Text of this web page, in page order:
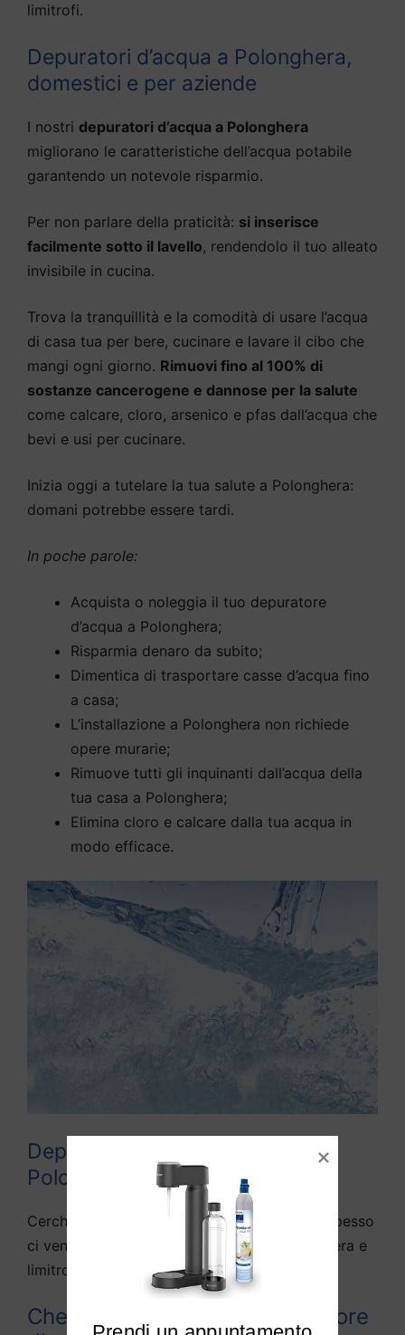
limitrofi.
Depuratori d’acqua a Polonghera,
domestici e per aziende
I nostri depuratori d’acqua a Polonghera
migliorano le caratteristiche dell’acqua potabile
garantendo un notevole risparmio.
Per non parlare della praticità: si inserisce
facilmente sotto il lavello, rendendolo il tuo alleato
invisibile in cucina.
Trova la tranquillità e la comodità di usare l’acqua
di casa tua per bere, cucinare e lavare il cibo che
mangi ogni giorno. Rimuovi fino al 100% di
sostanze cancerogene e dannose per la salute
come calcare, cloro, arsenico e pfas dall’acqua che
bevi e usi per cucinare.
Inizia oggi a tutelare la tua salute a Polonghera:
domani potrebbe essere tardi.
In poche parole:
Acquista o noleggia il tuo depuratore
d’acqua a Polonghera;
Risparmia denaro da subito;
Dimentica di trasportare casse d’acqua fino
a casa;
L’installazione a Polonghera non richiede
opere murarie;
Rimuove tutti gli inquinanti dall’acqua della
tua casa a Polonghera;
Elimina cloro e calcare dalla tua acqua in
modo efficace.
Depuratori acqua domestici
Polonghera
Cerchiamo di rispondere alle domande che spesso
ci vengono fatte da diversi utenti di Polonghera e
limitrofi:
Che differenza c’è tra depuratore